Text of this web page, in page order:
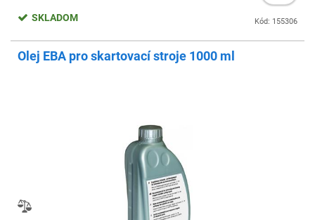
Kód: 155306
SKLADOM
Olej EBA pro skartovací stroje 1000 ml